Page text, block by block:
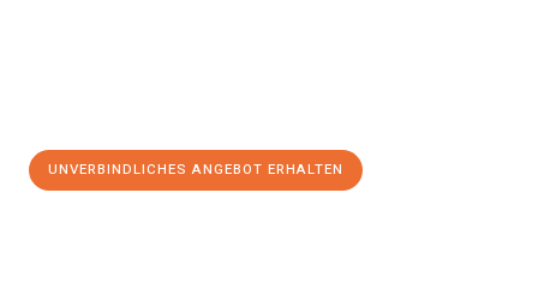
UNVERBINDLICHES ANGEBOT ERHALTEN